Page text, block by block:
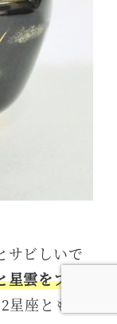
サビしいで
雲をプラ
座とも共